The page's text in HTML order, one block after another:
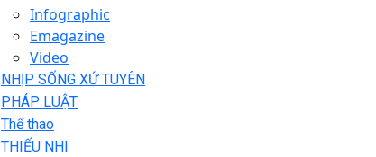
Infographic
Emagazine
Video
NHỊP SỐNG XỨ TUYÊN
PHÁP LUẬT
Thể thao
THIẾU NHI